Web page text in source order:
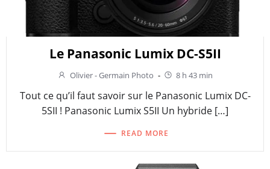
Le Panasonic Lumix DC-S5II
Olivier - Germain Photo - 8 h 43 min
Tout ce qu’il faut savoir sur le Panasonic Lumix DC-
5SII ! Panasonic Lumix S5II Un hybride […]
READ MORE